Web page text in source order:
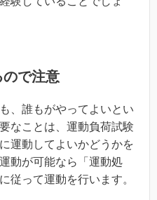
で注意
、誰もがやってよいとい
なことは、運動負荷試験
運動してよいかどうかを
動が可能なら「運動処
従って運動を行います。